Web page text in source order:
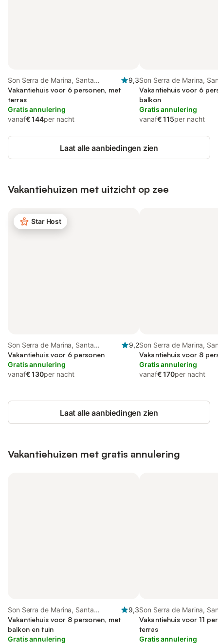
Son Serra de Marina, Santa
Margalida
9,3
Vakantiehuis voor 6 personen, met
terras
Gratis annulering
vanaf€ 144per nacht
Son Serra de Marina,
Margalida
Vakantiehuis voor 6
balkon
Gratis annulering
vanaf€ 115per nacht
Laat alle aanbiedingen zien
Vakantiehuizen met uitzicht op zee
Star Host
Son Serra de Marina, Santa
Margalida
9,2
Vakantiehuis voor 6 personen
Gratis annulering
vanaf€ 130per nacht
Son Serra de Marina,
Margalida
Vakantiehuis voor 8
Gratis annulering
vanaf€ 170per nacht
Laat alle aanbiedingen zien
Vakantiehuizen met gratis annulering
Son Serra de Marina, Santa
Margalida
9,3
Vakantiehuis voor 8 personen, met
balkon en tuin
Gratis annulering
Son Serra de Marina,
Margalida
Vakantiehuis voor 11
terras
Gratis annulering